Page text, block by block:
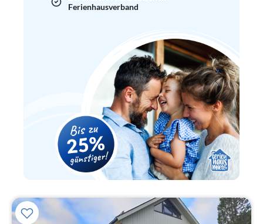
Ferienhausverband